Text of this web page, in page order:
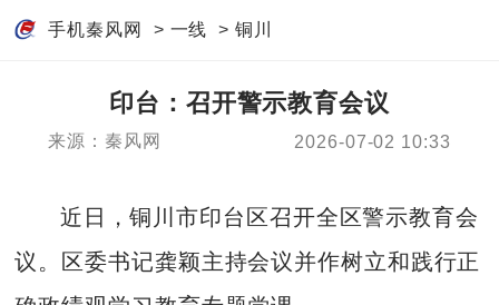
手机秦风网 > 一线 > 铜川
印台：召开警示教育会议
来源：秦风网 2026-07-02 10:33
近日，铜川市印台区召开全区警示教育会
议。区委书记龚颖主持会议并作树立和践行正